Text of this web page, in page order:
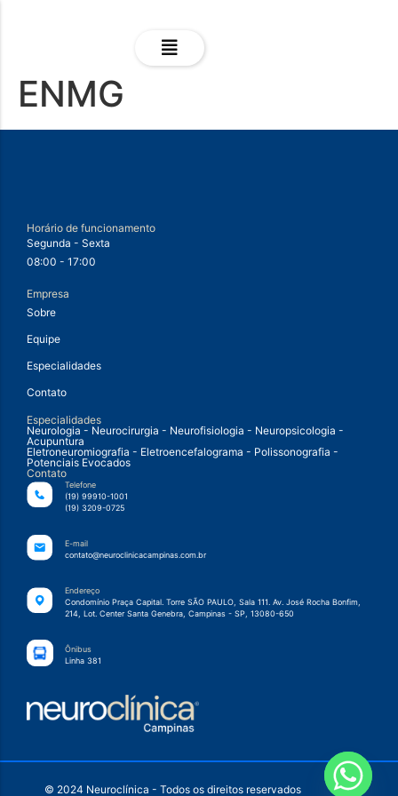
ENMG
Horário de funcionamento
Segunda - Sexta
08:00 - 17:00
Empresa
Sobre
Equipe
Especialidades
Contato
Especialidades
Neurologia - Neurocirurgia - Neurofisiologia - Neuropsicologia -
Acupuntura
Eletroneuromiografia - Eletroencefalograma - Polissonografia -
Potenciais Evocados
Contato
Telefone
(19) 99910-1001
(19) 3209-0725
E-mail
contato@neuroclinicacampinas.com.br
Endereço
Condomínio Praça Capital. Torre SÃO PAULO, Sala 111. Av. José Rocha Bonfim,
214, Lot. Center Santa Genebra, Campinas - SP, 13080-650
Ônibus
Linha 381
© 2024 Neuroclínica - Todos os direitos reservados